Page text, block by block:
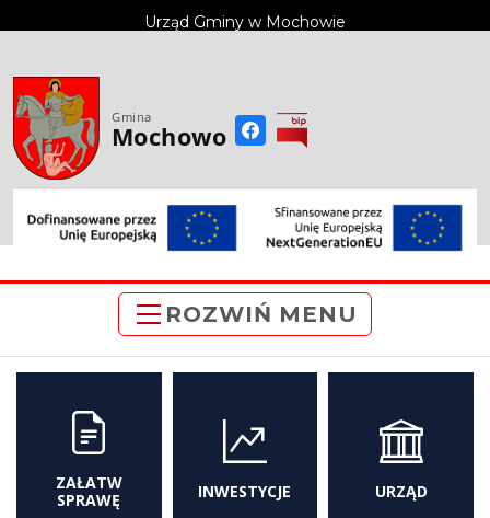
treści
Urząd Gminy w Mochowie
Gmina
Mochowo
ROZWIŃ MENU
ZAŁATW
SPRAWĘ
INWESTYCJE URZĄD